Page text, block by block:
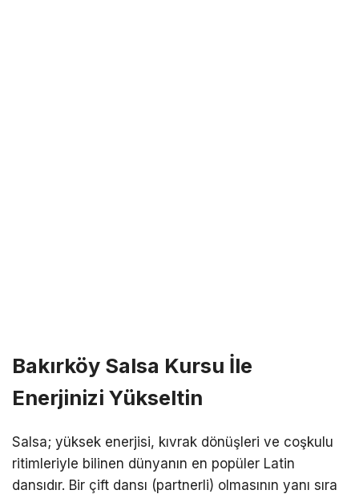
Bakırköy Salsa Kursu İle
Enerjinizi Yükseltin
Salsa; yüksek enerjisi, kıvrak dönüşleri ve coşkulu
ritimleriyle bilinen dünyanın en popüler Latin
dansıdır. Bir çift dansı (partnerli) olmasının yanı sıra